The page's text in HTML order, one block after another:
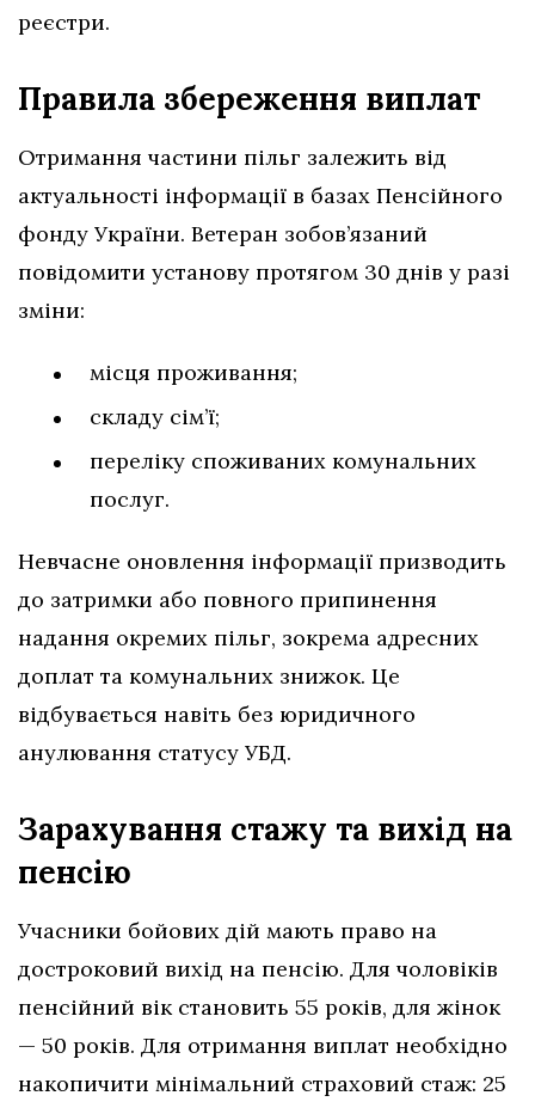
реєстри.
Правила збереження виплат
Отримання частини пільг залежить від
актуальності інформації в базах Пенсійного
фонду України. Ветеран зобов’язаний
повідомити установу протягом 30 днів у разі
зміни:
місця проживання;
складу сім’ї;
переліку споживаних комунальних
послуг.
Невчасне оновлення інформації призводить
до затримки або повного припинення
надання окремих пільг, зокрема адресних
доплат та комунальних знижок. Це
відбувається навіть без юридичного
анулювання статусу УБД.
Зарахування стажу та вихід на
пенсію
Учасники бойових дій мають право на
достроковий вихід на пенсію. Для чоловіків
пенсійний вік становить 55 років, для жінок
— 50 років. Для отримання виплат необхідно
накопичити мінімальний страховий стаж: 25